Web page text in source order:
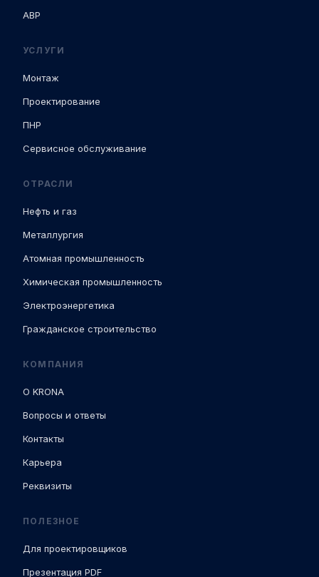
АВР
УСЛУГИ
Монтаж
Проектирование
ПНР
Сервисное обслуживание
ОТРАСЛИ
Нефть и газ
Металлургия
Атомная промышленность
Химическая промышленность
Электроэнергетика
Гражданское строительство
КОМПАНИЯ
О KRONA
Вопросы и ответы
Контакты
Карьера
Реквизиты
ПОЛЕЗНОЕ
Для проектировщиков
Презентация PDF